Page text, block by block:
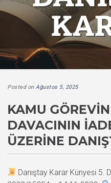
Posted on Ağustos 5, 2025
KAMU
DAVACININ
ÜZERINE
Danıştay Karar Künyesi 5.